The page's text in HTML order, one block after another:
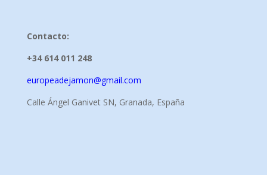
Contacto:
+34 614 011 248
europeadejamon@gmail.com
Calle Ángel Ganivet SN, Granada, España